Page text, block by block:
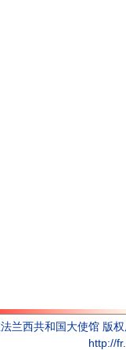
兰西共和国大使馆 版
http://